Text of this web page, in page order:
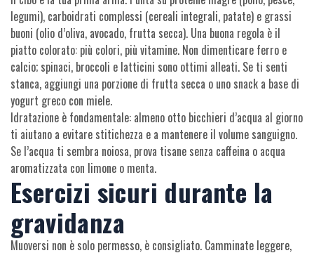
legumi), carboidrati complessi (cereali integrali, patate) e grassi
buoni (olio d’oliva, avocado, frutta secca). Una buona regola è il
piatto colorato: più colori, più vitamine. Non dimenticare ferro e
calcio; spinaci, broccoli e latticini sono ottimi alleati. Se ti senti
stanca, aggiungi una porzione di frutta secca o uno snack a base di
yogurt greco con miele.
Idratazione è fondamentale: almeno otto bicchieri d’acqua al giorno
ti aiutano a evitare stitichezza e a mantenere il volume sanguigno.
Se l’acqua ti sembra noiosa, prova tisane senza caffeina o acqua
aromatizzata con limone o menta.
Esercizi sicuri durante la
gravidanza
Muoversi non è solo permesso, è consigliato. Camminate leggere,